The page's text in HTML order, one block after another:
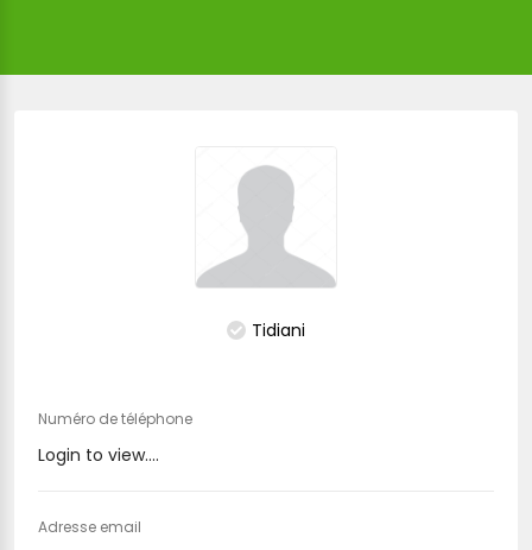
Tidiani
Numéro de téléphone
Login to view....
Adresse email